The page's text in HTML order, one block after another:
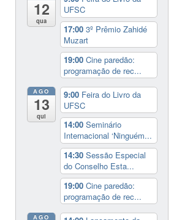
12
qua
UFSC
17:003º Prêmio Zahidé
Muzart
19:00Cine paredão:
programação de rec...
AGO
13
qui
9:00 Feira do Livro da
UFSC
14:00Seminário
Internacional ‘Ninguém...
14:30Sessão Especial
do Conselho Esta...
19:00Cine paredão:
programação de rec...
AGO